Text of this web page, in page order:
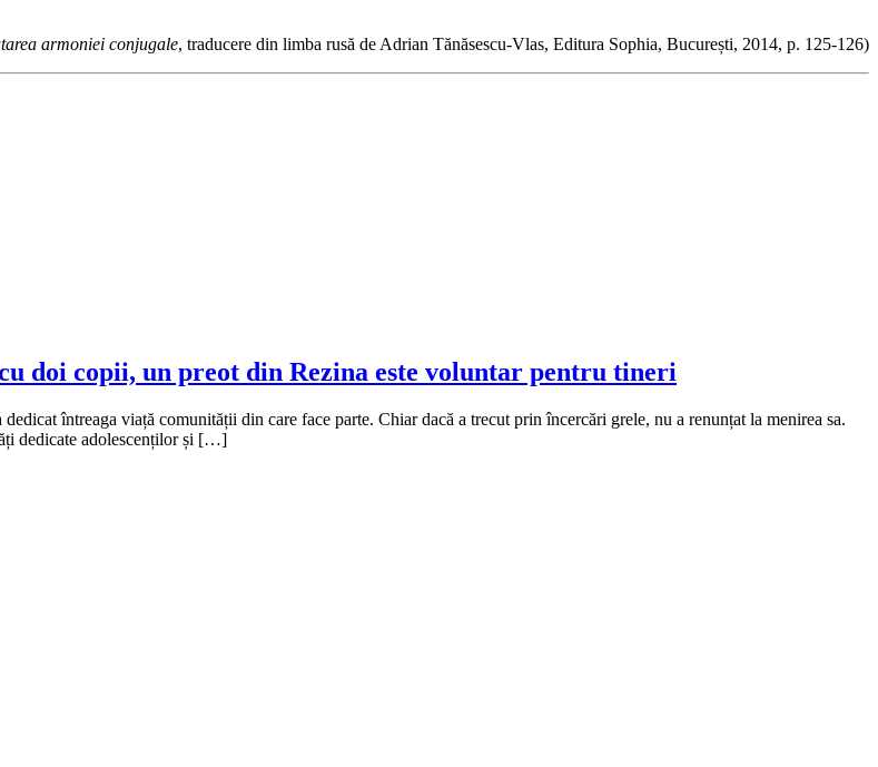
armoniei conjugale, traducere din limba rusă de Adrian Tănăsescu-Vlas, Editura Sophia, București, 2014, p. 125-126)
doi copii, un preot din Rezina este voluntar pentru tineri
întreaga viață comunității din care face parte. Chiar dacă a trecut prin încercări grele, nu a renunțat la menirea sa.
dedicate adolescenților și […]